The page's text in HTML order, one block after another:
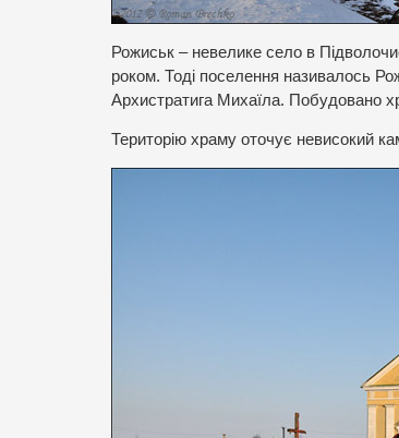
Рожиськ – невелике село в
роком. Тоді поселення називалось
Архистратига Михаїла. Побудовано
Територію храму оточує невисокий